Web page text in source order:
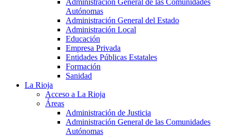
Administración General de las Comunidades
Autónomas
Administración General del Estado
Administración Local
Educación
Empresa Privada
Entidades Públicas Estatales
Formación
Sanidad
La Rioja
Acceso a La Rioja
Áreas
Administración de Justicia
Administración General de las Comunidades
Autónomas